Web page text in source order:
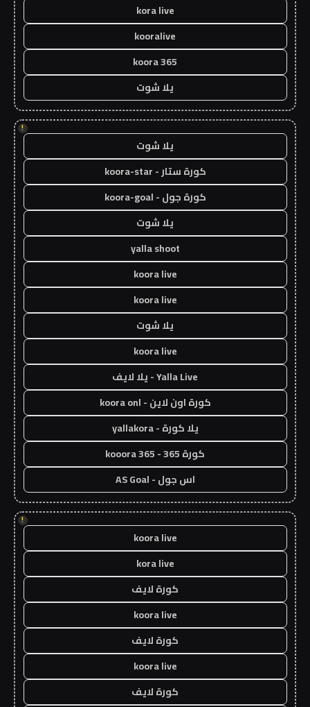
kora live
kooralive
koora 365
يلا شوت
!
يلا شوت
كورة ستار - koora-star
كورة جول - koora-goal
يلا شوت
yalla shoot
koora live
koora live
يلا شوت
koora live
Yalla Live - يلا لايف
كورة اون لاين - koora onl
يلا كورة - yallakora
كورة 365 - kooora 365
اس جول - AS Goal
!
koora live
kora live
كورة لايف
koora live
كورة لايف
koora live
كورة لايف